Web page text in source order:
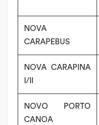
NOVA
CARAPEBUS
NOVA CARAPINA
I/II
NOVO PORTO
CANOA